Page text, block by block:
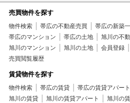
売買物件を探す
物件検索 帯広の不動産売買 帯広の新築
帯広のマンション
帯広の土地 旭川の不
旭川のマンション
旭川の土地 会員登録
売買閲覧履歴
賃貸物件を探す
物件検索 帯広の賃貸 帯広の賃貸アパート
旭川の賃貸
旭川の賃貸アパート
旭川の